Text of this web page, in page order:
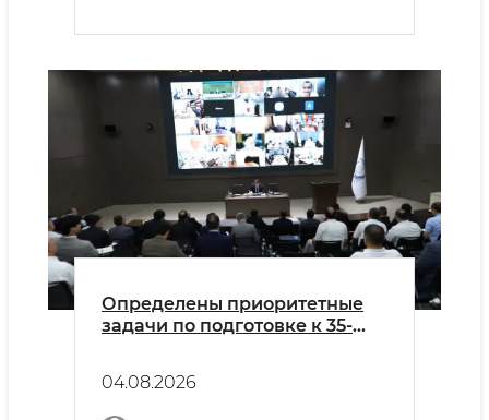
Определены приоритетные
задачи по подготовке к 35-
04.08.2026